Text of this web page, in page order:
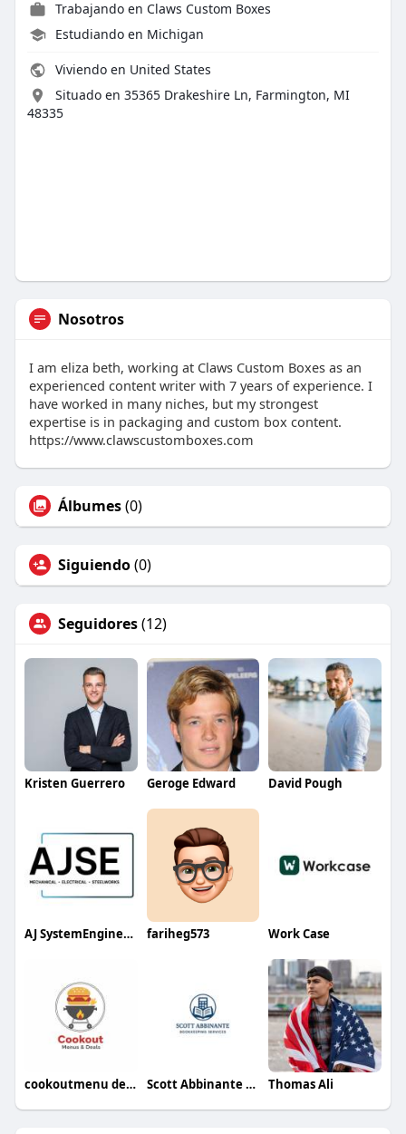
Trabajando en Claws Custom Boxes
Estudiando en Michigan
Viviendo en United States
Situado en 35365 Drakeshire Ln, Farmington, MI
48335
Nosotros
I am eliza beth, working at Claws Custom Boxes as an
experienced content writer with 7 years of experience. I
have worked in many niches, but my strongest
expertise is in packaging and custom box content.
https://www.clawscustomboxes.com
Álbumes(0)
Siguiendo(0)
Seguidores(12)
Kristen Guerrero Geroge Edward David Pough
AJ SystemEngineering fariheg573 Work Case
cookoutmenu deals Scott Abbinante Bookkeeping Thomas Ali